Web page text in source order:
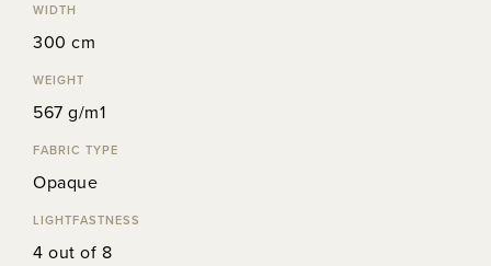
WIDTH
300 cm
WEIGHT
567 g/m1
FABRIC TYPE
Opaque
LIGHTFASTNESS
4 out of 8